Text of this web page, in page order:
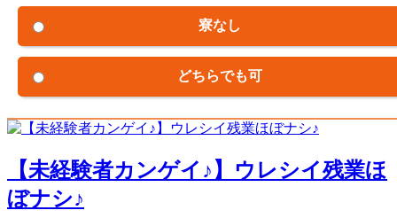
寮なし
どちらでも可
【未経験者カンゲイ♪】ウレシイ残業ほ
ぼナシ♪